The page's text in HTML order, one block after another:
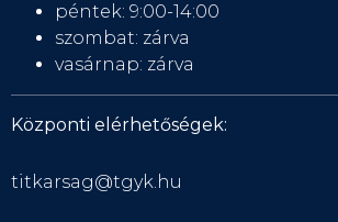
péntek: 9:00-14:00
szombat: zárva
vasárnap: zárva
Központi elérhetőségek:
titkarsag@tgyk.hu